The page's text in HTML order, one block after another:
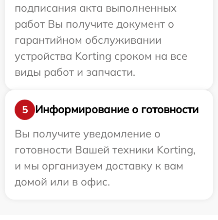
подписания акта выполненных
работ Вы получите документ о
гарантийном обслуживании
устройства Korting сроком на все
виды работ и запчасти.
5
Информирование о готовности
Вы получите уведомление о
готовности Вашей техники Korting,
и мы организуем доставку к вам
домой или в офис.